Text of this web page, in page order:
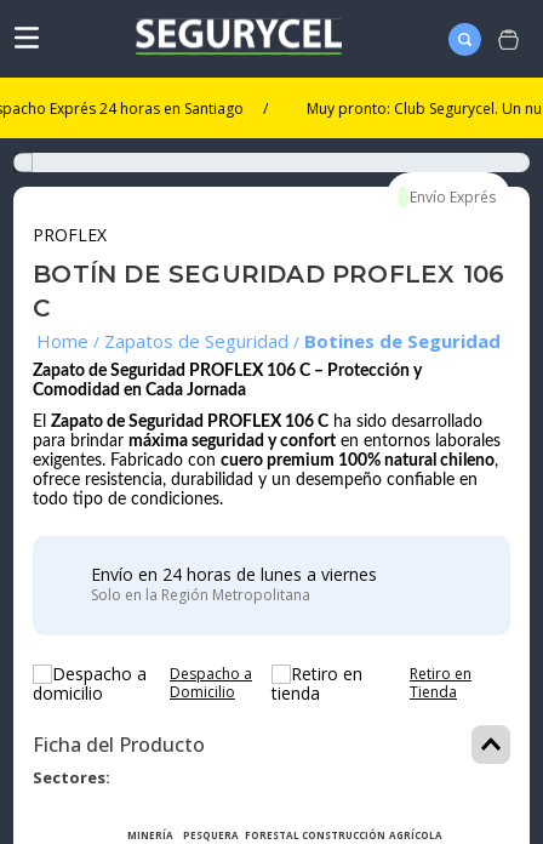
24 horas en Santiago / Muy pronto: Club Segurycel. Un nuevo
PROFLEX
BOTÍN DE SEGURIDAD PROFLEX 106
C
Zapatos de Seguridad Botines de Seguridad
Zapato de Seguridad PROFLEX 106 C – Protección y
Comodidad en Cada Jornada
ElZapato de Seguridad PROFLEX 106 C ha sido desarrollado
para brindarmáxima seguridad y confort en entornos laborales
exigentes. Fabricado concuero premium 100% natural chileno,
ofrece resistencia, durabilidad y un desempeño confiable en
todo tipo de condiciones.
Envío en 24 horas de lunes a viernes
Solo en la Región Metropolitana
Despacho a
Domicilio
Retiro en
Tienda
Ficha del Producto
Sectores
MINERÍA PESQUERA FORESTAL CONSTRUCCIÓN AGRÍCOLA